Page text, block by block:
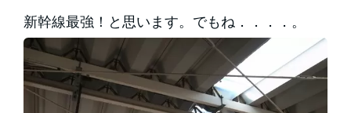
新幹線最強！と思います。でもね．．．．。